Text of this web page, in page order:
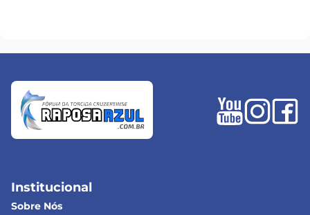
Institucional
Sobre Nós